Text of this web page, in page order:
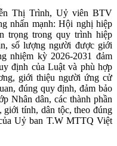
Thị Trình, Uỷ viên BTV
nhấn mạnh: Hội nghị hiệp
trọng trong quy trình hiệp
số lượng người được giới
nhiệm kỳ 2026-2031 đảm
định của Luật và phù hợp
giới thiệu người ứng cử
đúng quy định, đảm bảo
Nhân dân, các thành phần
tính, dân tộc, theo đúng
Uỷ ban T.W MTTQ Việt